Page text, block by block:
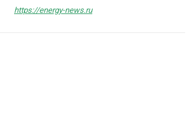
https://energy-news.ru